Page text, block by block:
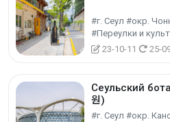
#г. Сеул #окр.
23-10-11
25-
Сеульский
원)
#г. Сеул #окр.